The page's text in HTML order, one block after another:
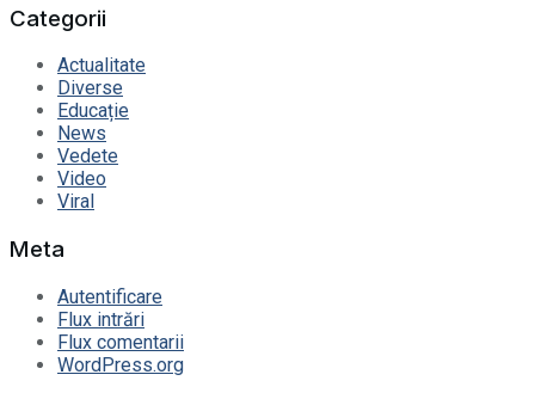
Categorii
Actualitate
Diverse
Educație
News
Vedete
Video
Viral
Meta
Autentificare
Flux intrări
Flux comentarii
WordPress.org